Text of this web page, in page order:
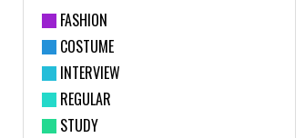
FASHION
COSTUME
INTERVIEW
REGULAR
STUDY